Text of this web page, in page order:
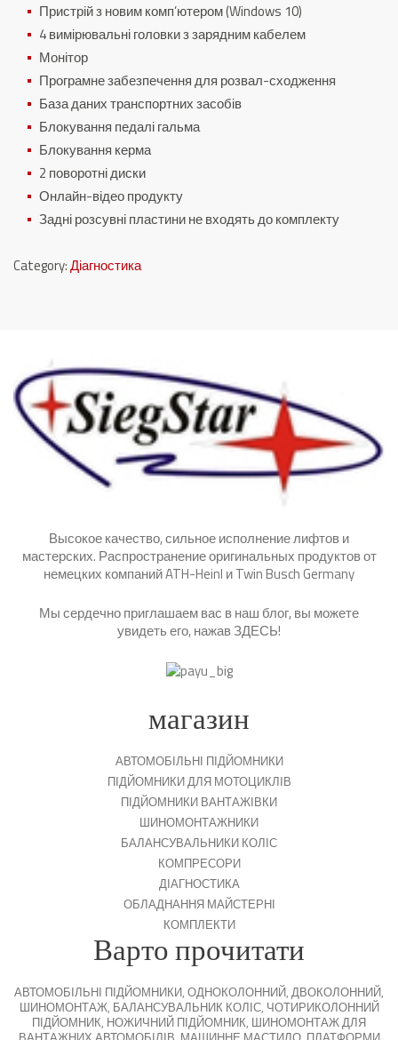
Пристрій з новим комп’ютером (Windows 10)
4 вимірювальні головки з зарядним кабелем
Монітор
Програмне забезпечення для розвал-сходження
База даних транспортних засобів
Блокування педалі гальма
Блокування керма
2 поворотні диски
Онлайн-відео продукту
Задні розсувні пластини не входять до комплекту
Category:Діагностика
Высокое качество, сильное исполнение лифтов и
мастерских. Распространение оригинальных продуктов от
немецких компаний ATH-Heinl и Twin Busch Germany
Мы сердечно приглашаем вас в наш блог, вы можете
увидеть его, нажавЗДЕСЬ!
магазин
АВТОМОБІЛЬНІ ПІДЙОМНИКИ
ПІДЙОМНИКИ ДЛЯ МОТОЦИКЛІВ
ПІДЙОМНИКИ ВАНТАЖІВКИ
ШИНОМОНТАЖНИКИ
БАЛАНСУВАЛЬНИКИ КОЛІС
КОМПРЕСОРИ
ДІАГНОСТИКА
ОБЛАДНАННЯ МАЙСТЕРНІ
КОМПЛЕКТИ
Варто прочитати
АВТОМОБІЛЬНІ ПІДЙОМНИКИ, ОДНОКОЛОННИЙ, ДВОКОЛОННИЙ,
ШИНОМОНТАЖ, БАЛАНСУВАЛЬНИК КОЛІС, ЧОТИРИКОЛОННИЙ
ПІДЙОМНИК, НОЖИЧНИЙ ПІДЙОМНИК, ШИНОМОНТАЖ ДЛЯ